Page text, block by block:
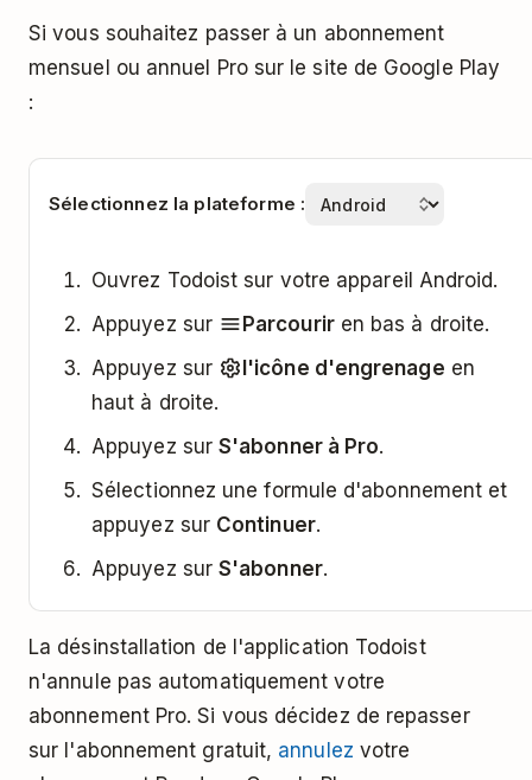
Si vous souhaitez passer à un abonnement
mensuel ou annuel Pro sur le site de Google Play
:
Sélectionnez la plateforme :
Ouvrez Todoist sur votre appareil Android.
Appuyez sur
Parcouriren bas à droite.
Appuyez sur
l'icône d'engrenage en
haut à droite.
Appuyez surS'abonner à Pro.
Sélectionnez une formule d'abonnement et
appuyez sur Continuer.
Appuyez surS'abonner.
La désinstallation de l'application Todoist
n'annule pas automatiquement votre
abonnement Pro. Si vous décidez de repasser
sur l'abonnement gratuit, annulez votre